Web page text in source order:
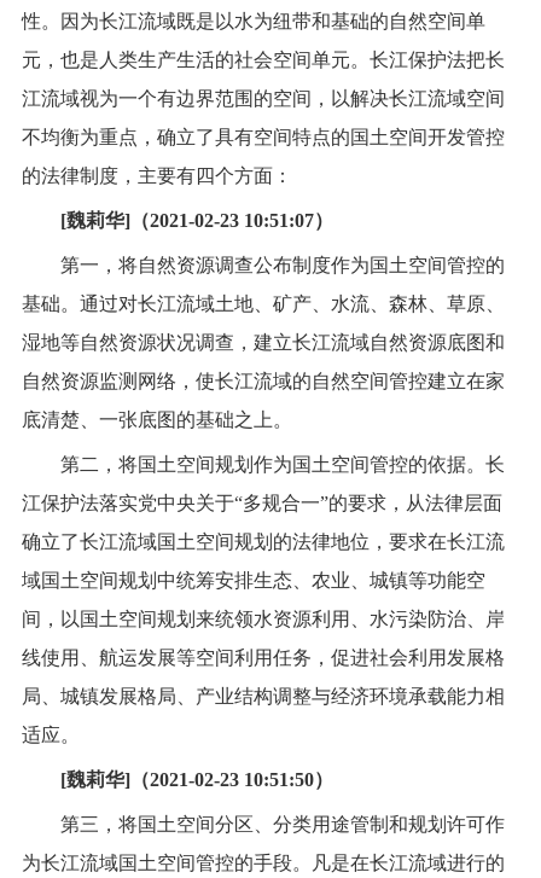
性。因为长江流域既是以水为纽带和基础的自然空间单
元，也是人类生产生活的社会空间单元。长江保护法把长
江流域视为一个有边界范围的空间，以解决长江流域空间
不均衡为重点，确立了具有空间特点的国土空间开发管控
的法律制度，主要有四个方面：
[魏莉华]（2021-02-23 10:51:07）
第一，将自然资源调查公布制度作为国土空间管控的
基础。通过对长江流域土地、矿产、水流、森林、草原、
湿地等自然资源状况调查，建立长江流域自然资源底图和
自然资源监测网络，使长江流域的自然空间管控建立在家
底清楚、一张底图的基础之上。
第二，将国土空间规划作为国土空间管控的依据。长
江保护法落实党中央关于“多规合一”的要求，从法律层面
确立了长江流域国土空间规划的法律地位，要求在长江流
域国土空间规划中统筹安排生态、农业、城镇等功能空
间，以国土空间规划来统领水资源利用、水污染防治、岸
线使用、航运发展等空间利用任务，促进社会利用发展格
局、城镇发展格局、产业结构调整与经济环境承载能力相
适应。
[魏莉华]（2021-02-23 10:51:50）
第三，将国土空间分区、分类用途管制和规划许可作
为长江流域国土空间管控的手段。凡是在长江流域进行的